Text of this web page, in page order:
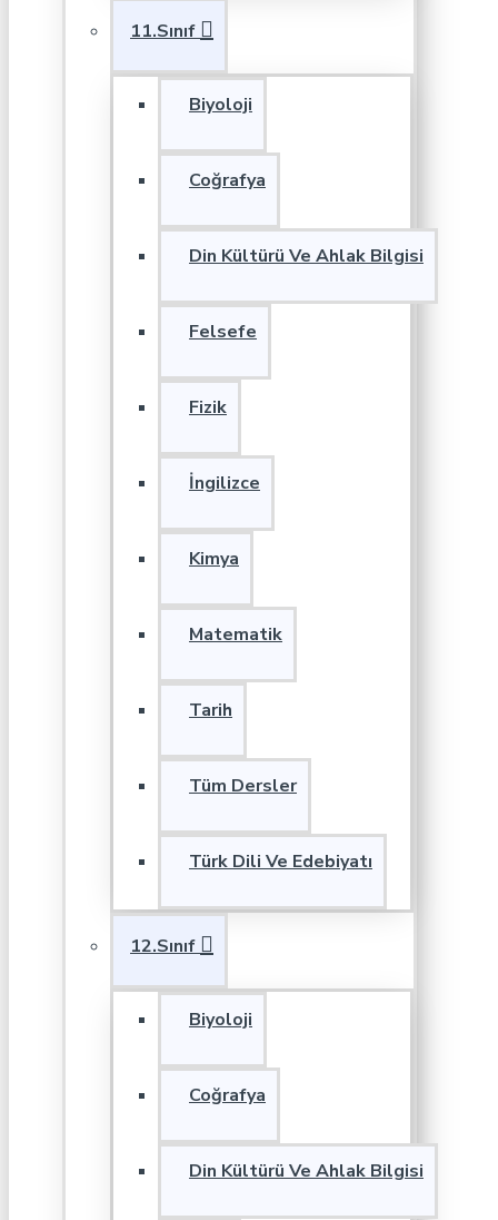
11.Sınıf
Biyoloji
Coğrafya
Din Kültürü Ve Ahlak Bilgisi
Felsefe
Fizik
İngilizce
Kimya
Matematik
Tarih
Tüm Dersler
Türk Dili Ve Edebiyatı
12.Sınıf
Biyoloji
Coğrafya
Din Kültürü Ve Ahlak Bilgisi